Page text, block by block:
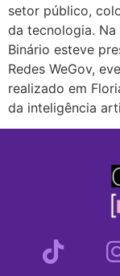
setor público,
da tecnologia.
Binário esteve
Redes WeGov,
realizado em
da inteligência